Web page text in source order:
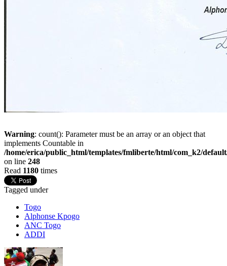
Warning: count(): Parameter must be an array or an object that
implements Countable in
/home/erica/public_html/templates/fmliberte/html/com_k2/
on line 248
Read 1180 times
Tagged under
Togo
Alphonse Kpogo
ANC Togo
ADDI